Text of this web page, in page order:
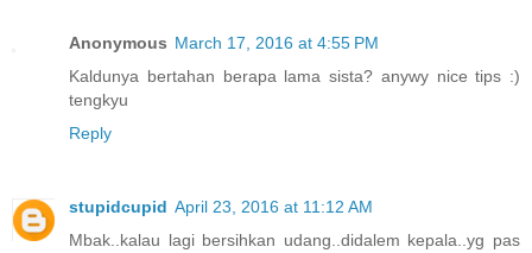
Anonymous March 17, 2016 at 4:55 PM
Kaldunya bertahan berapa lama sista? anywy nice tips :)
tengkyu
Reply
stupidcupid April 23, 2016 at 11:12 AM
Mbak..kalau lagi bersihkan udang..didalem kepala..yg pas